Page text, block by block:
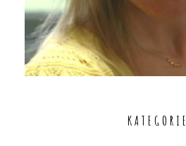
KATEGORIE